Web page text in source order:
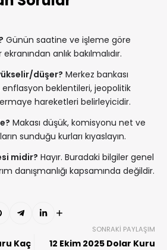
Günün saatine ve işleme göre
anlık bakılmalıdır.
düşer? Merkez bankası
enflasyon beklentileri, jeopolitik
hareketleri belirleyicidir.
Makası düşük, komisyonu net ve
sunduğu kurları kıyaslayın.
midir? Hayır. Buradaki bilgiler genel
danışmanlığı kapsamında değildir.
Kaç
SONRAKI PAYLAŞIM
12 Ekim 2025 Dolar Kuru